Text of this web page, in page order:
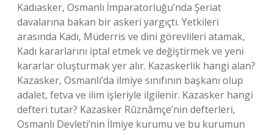
Kadıasker, Osmanlı İmparatorluğu’nda Şeriat
davalarına bakan bir askeri yargıçtı. Yetkileri
arasında Kadı, Müderris ve dini görevlileri atamak,
Kadı kararlarını iptal etmek ve değiştirmek ve yeni
kararlar oluşturmak yer alır. Kazaskerlik hangi alan?
Kazasker, Osmanlı’da ilmiye sınıfının başkanı olup
adalet, fetva ve ilim işleriyle ilgilenir. Kazasker hangi
defteri tutar? Kazasker Rûznâmçe’nin defterleri,
Osmanlı Devleti’nin İlmiye kurumu ve bu kurumun